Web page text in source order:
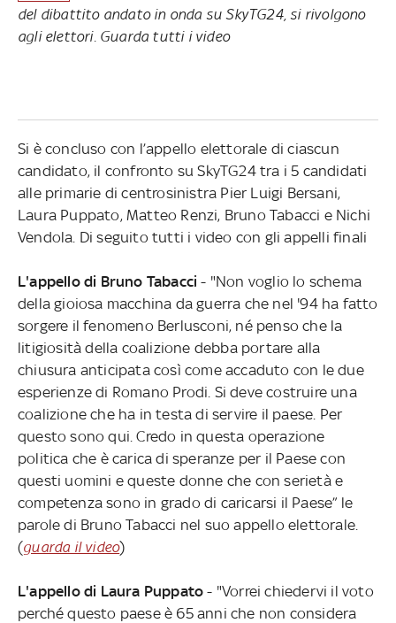
del dibattito andato in onda su SkyTG24, si rivolgono
agli elettori. Guarda tutti i video
Si è concluso con l’appello elettorale di ciascun
candidato, il confronto su SkyTG24 tra i 5 candidati
alle primarie di centrosinistra Pier Luigi Bersani,
Laura Puppato, Matteo Renzi, Bruno Tabacci e Nichi
Vendola. Di seguito tutti i video con gli appelli finali
L'appello di Bruno Tabacci - "Non voglio lo schema
della gioiosa macchina da guerra che nel '94 ha fatto
sorgere il fenomeno Berlusconi, né penso che la
litigiosità della coalizione debba portare alla
chiusura anticipata così come accaduto con le due
esperienze di Romano Prodi. Si deve costruire una
coalizione che ha in testa di servire il paese. Per
questo sono qui. Credo in questa operazione
politica che è carica di speranze per il Paese con
questi uomini e queste donne che con serietà e
competenza sono in grado di caricarsi il Paese” le
parole di Bruno Tabacci nel suo appello elettorale.
(guarda il video)
L'appello di Laura Puppato - "Vorrei chiedervi il voto
perché questo paese è 65 anni che non considera